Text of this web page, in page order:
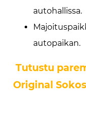
autohallissa.
autopaikan.
Tutustu
Original